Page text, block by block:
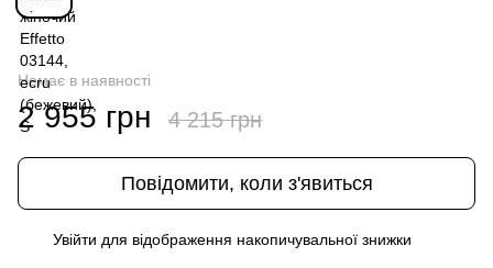
Немає в наявності
2 955 грн 4 215 грн
Повідомити, коли з'явиться
Увійти для відображення накопичувальної знижки